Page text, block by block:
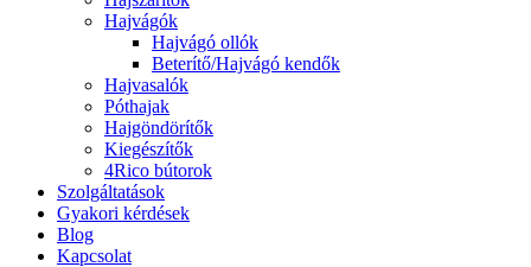
Hajvágók
Hajvágó ollók
Beterítő/Hajvágó kendők
Hajvasalók
Póthajak
Hajgöndörítők
Kiegészítők
4Rico bútorok
Szolgáltatások
Gyakori kérdések
Blog
Kapcsolat